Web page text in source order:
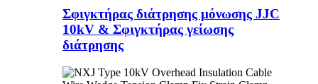
Σφιγκτήρας διάτρησης μόνωσης JJC
10kV & Σφιγκτήρας γείωσης
διάτρησης